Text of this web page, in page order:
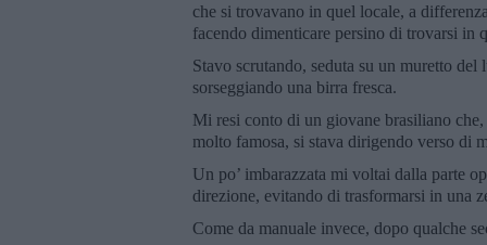
che si trovavano in quel locale, a
facendo dimenticare persino di trovarsi in
Stavo scrutando, seduta su un muretto
sorseggiando una birra fresca.
Mi resi conto di un giovane brasiliano
molto famosa, si stava dirigendo verso di
Un po’ imbarazzata mi voltai dalla parte
direzione, evitando di trasformarsi in una
Come da manuale invece, dopo qualche